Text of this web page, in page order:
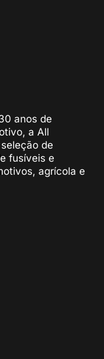
anos de
a All
de
fusíveis e
agrícola e